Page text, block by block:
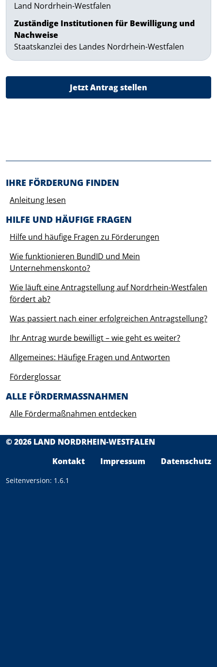
Land Nordrhein-Westfalen
Zuständige Institutionen für Bewilligung und
Nachweise
Staatskanzlei des Landes Nordrhein-Westfalen
Jetzt Antrag stellen
Before footer
IHRE FÖRDERUNG FINDEN
Anleitung lesen
HILFE UND HÄUFIGE FRAGEN
Hilfe und häufige Fragen zu Förderungen
Wie funktionieren BundID und Mein
Unternehmenskonto?
Wie läuft eine Antragstellung auf Nordrhein-Westfalen
fördert ab?
Was passiert nach einer erfolgreichen Antragstellung?
Ihr Antrag wurde bewilligt – wie geht es weiter?
Allgemeines: Häufige Fragen und Antworten
Förderglossar
ALLE FÖRDERMASSNAHMEN
Alle Fördermaßnahmen entdecken
© 2026 LAND NORDRHEIN-WESTFALEN
Kontakt Impressum Datenschutz
Seitenversion: 1.6.1